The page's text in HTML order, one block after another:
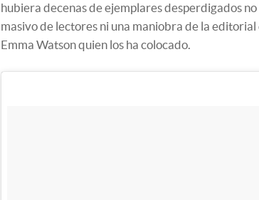
hubiera decenas de ejemplares desperdigados no
masivo de lectores ni una maniobra de la
Emma Watson quien los ha colocado.